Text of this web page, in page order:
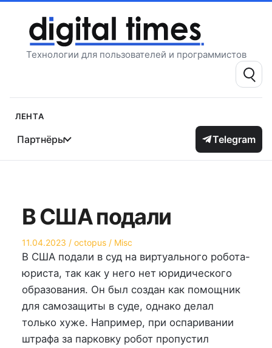
содержимому
Технологии для пользователей и программистов
Поиск:
Лента
Партнёры Telegram
В США подали
Опубликовано
на
11.04.2023 Автор
octopus
Опубликовано
в
Misc
В США подали в суд на виртуального робота-
юриста, так как у него нет юридического
образования. Он был создан как помощник
для самозащиты в суде, однако делал
только хуже. Например, при оспаривании
штрафа за парковку робот пропустил